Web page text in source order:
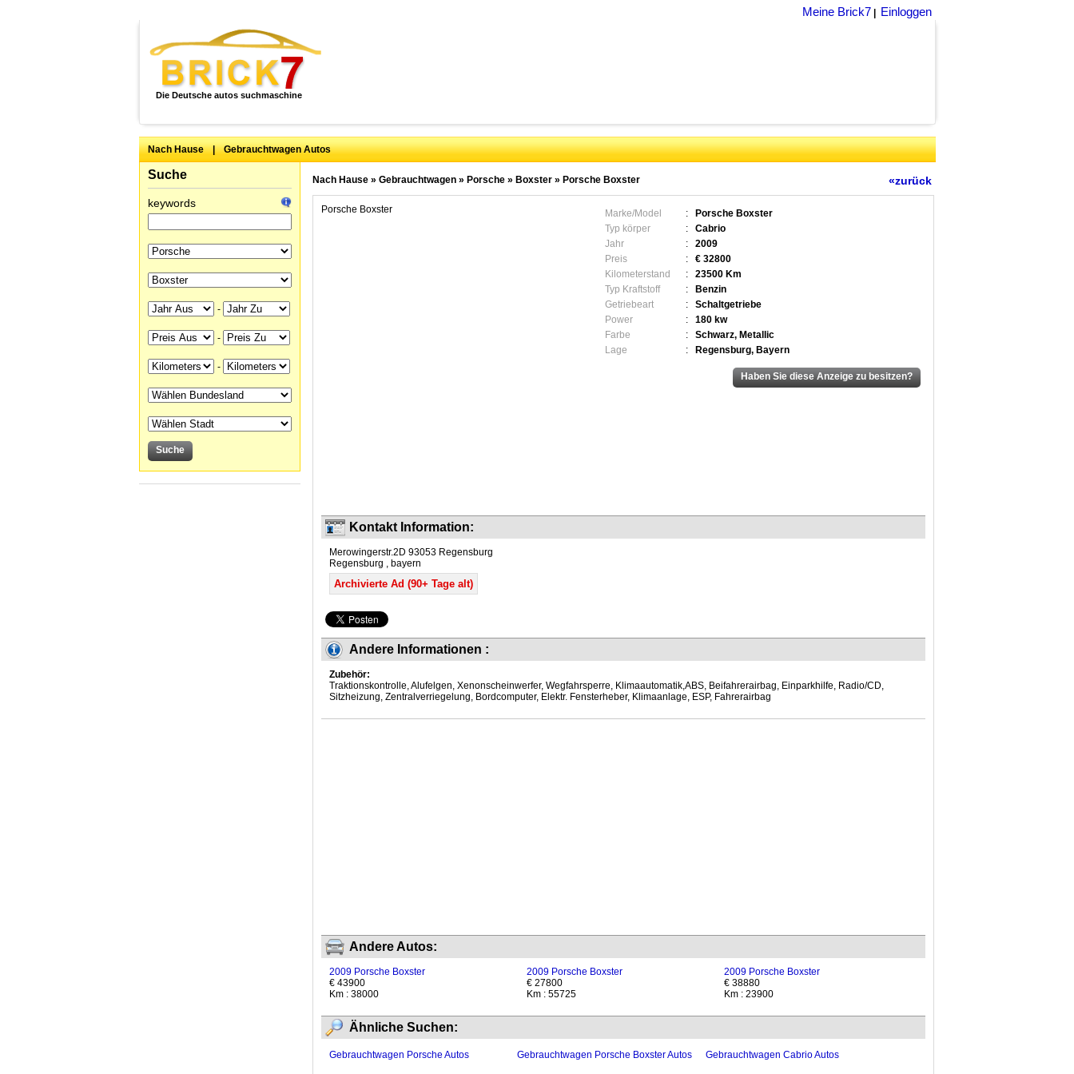
Meine Brick7 Einloggen
Die Deutsche autos suchmaschine
Nach Hause | Gebrauchtwagen Autos
Suche
keywords
-
-
-
«zurück
Nach Hause» Gebrauchtwagen» Porsche» Boxster» Porsche Boxster
Porsche Boxster Marke/Model :
Porsche Boxster
Typ körper
:
Cabrio
Jahr
:
2009
Preis
:
€ 32800
Kilometerstand
:
23500 Km
Typ Kraftstoff
:
Benzin
Getriebeart
:
Schaltgetriebe
Power
:
180 kw
Farbe
:
Schwarz, Metallic
Lage
: Regensburg, Bayern
Kontakt Information:
Merowingerstr.2D 93053 Regensburg
Regensburg , bayern
Archivierte Ad (90+ Tage alt)
Andere Informationen :
Zubehör:
Traktionskontrolle, Alufelgen, Xenonscheinwerfer, Wegfahrsperre, Klimaautomatik,ABS, Beifahrerairbag, Einparkhilfe, Radio/CD,
Sitzheizung, Zentralverriegelung, Bordcomputer, Elektr. Fensterheber, Klimaanlage, ESP, Fahrerairbag
Andere Autos:
2009 Porsche Boxster
€ 43900
Km : 38000
2009 Porsche Boxster
€ 27800
Km : 55725
2009 Porsche Boxster
€ 38880
Km : 23900
Ähnliche Suchen:
Gebrauchtwagen Porsche Autos Gebrauchtwagen Porsche Boxster Autos Gebrauchtwagen Cabrio Autos